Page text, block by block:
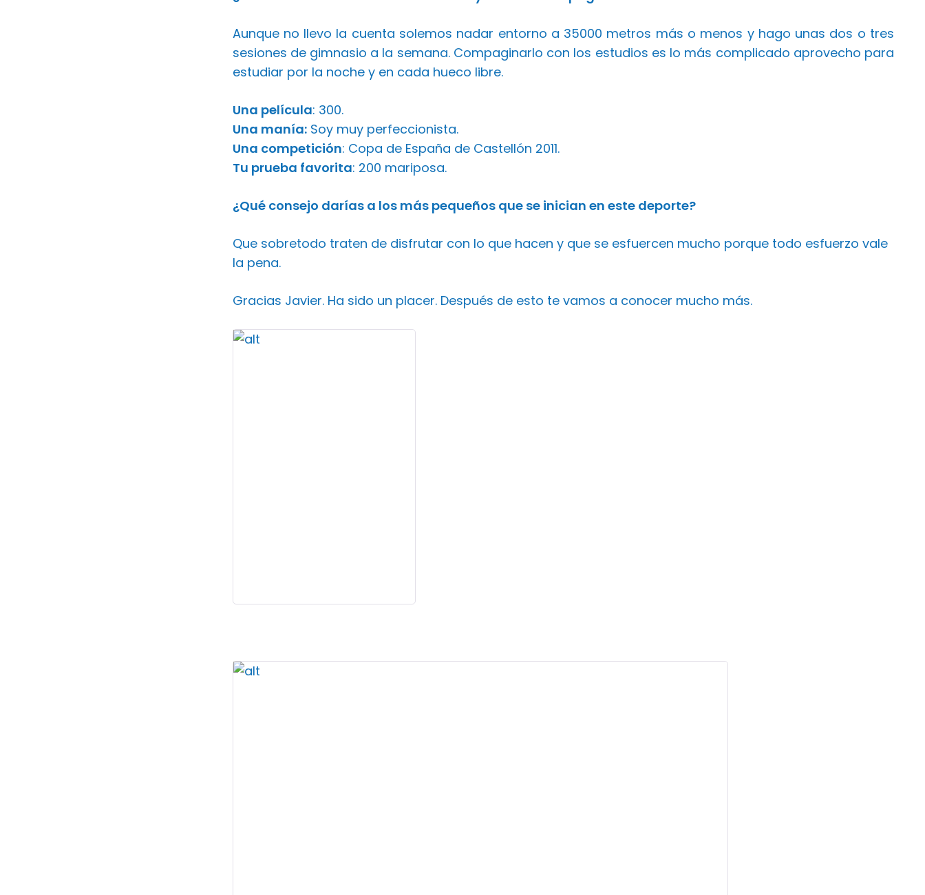
Aunque no llevo la cuenta solemos nadar entorno a 35000 metros más o menos y hago unas dos o tres
sesiones de gimnasio a la semana. Compaginarlo con los estudios es lo más complicado aprovecho para
estudiar por la noche y en cada hueco libre.
Una película: 300.
Una manía:Soy muy perfeccionista.
Una competición: Copa de España de Castellón 2011.
Tu prueba favorita: 200 mariposa.
¿Qué consejo darías a los más pequeños que se inician en este deporte?
Que sobretodo traten de disfrutar con lo que hacen y que se esfuercen mucho porque todo esfuerzo vale
la pena.
Gracias Javier. Ha sido un placer. Después de esto te vamos a conocer mucho más.